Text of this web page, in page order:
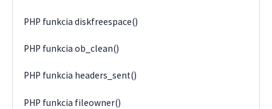
PHP funkcia diskfreespace()
PHP funkcia ob_clean()
PHP funkcia headers_sent()
PHP funkcia fileowner()